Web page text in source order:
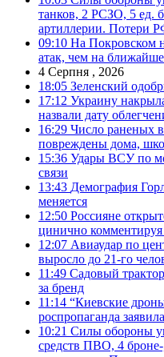
танков, 2 РСЗО, 5 ед.
артиллерии. Потери
09:10 На Покровском
атак, чем на
4 Серпня , 2026
18:05 Зеленский
17:12 Украину
назвали дату
16:29 Число раненых
повреждены дома,
15:36 Удары ВСУ по
связи
13:43 Демография
меняется
12:50 Россияне
цинично комментируя
12:07 Авиаудар по
выросло до 21-го
11:49 Садовый
за бренд
11:14 “Киевские
роспропаганда
10:21 Силы обороны
средств ПВО, 4